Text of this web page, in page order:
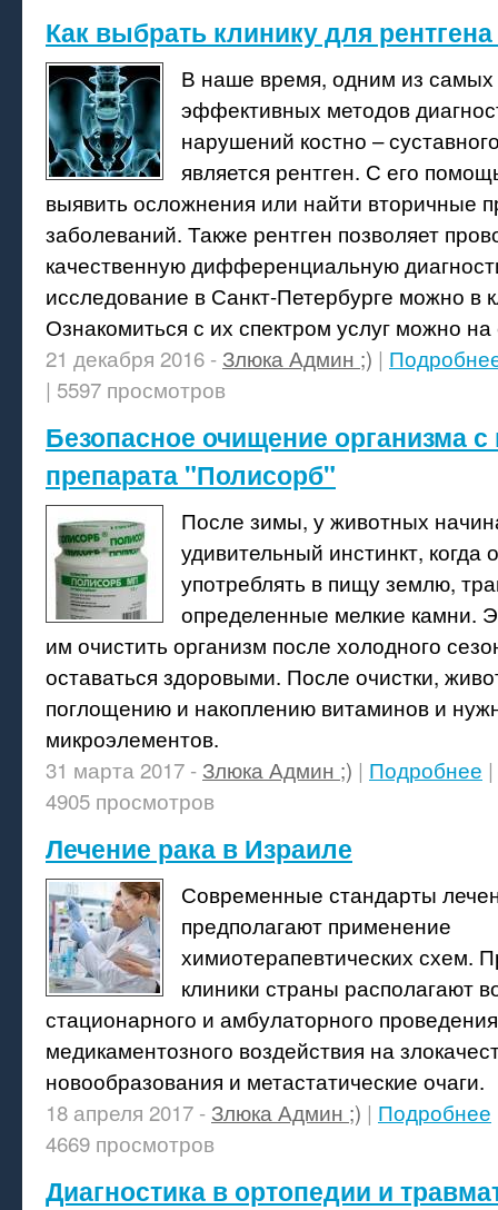
Как выбрать клинику для рентгена
В наше время, одним из
эффективных методов
нарушений костно –
является рентген. С его
выявить осложнения или найти вторичные
заболеваний. Также рентген позволяет
качественную дифференциальную
исследование в Санкт-Петербурге можно в
Ознакомиться с их спектром услуг можно на
21 декабря 2016 - Злюка Админ ;) |
| 5597 просмотров
Безопасное очищение организма
препарата "Полисорб"
После зимы, у животных
удивительный инстинкт, когда
употреблять в пищу землю,
определенные мелкие камни.
им очистить организм после холодного
оставаться здоровыми. После очистки,
поглощению и накоплению витаминов и
микроэлементов.
31 марта 2017 - Злюка Админ ;) | Подробнее |
4905 просмотров
Лечение рака в Израиле
Современные стандарты
предполагают применение
химиотерапевтических схем.
клиники страны располагают
стационарного и амбулаторного
медикаментозного воздействия на
новообразования и метастатические очаги.
18 апреля 2017 - Злюка Админ ;) | Подробнее
4669 просмотров
Диагностика в ортопедии и